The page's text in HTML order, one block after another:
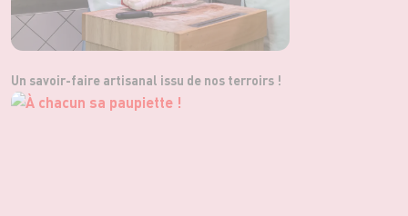
Un savoir-faire artisanal issu de nos terroirs !